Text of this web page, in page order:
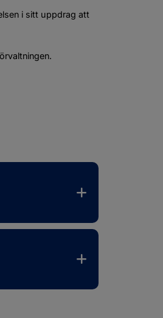
i sitt uppdrag att